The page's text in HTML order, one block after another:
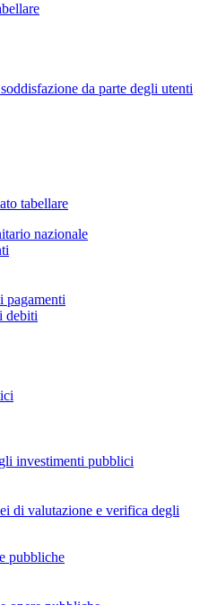
da parte degli utenti
tabellare
nazionale
pagamenti
debiti
investimenti pubblici
di valutazione e verifica degli
pubbliche